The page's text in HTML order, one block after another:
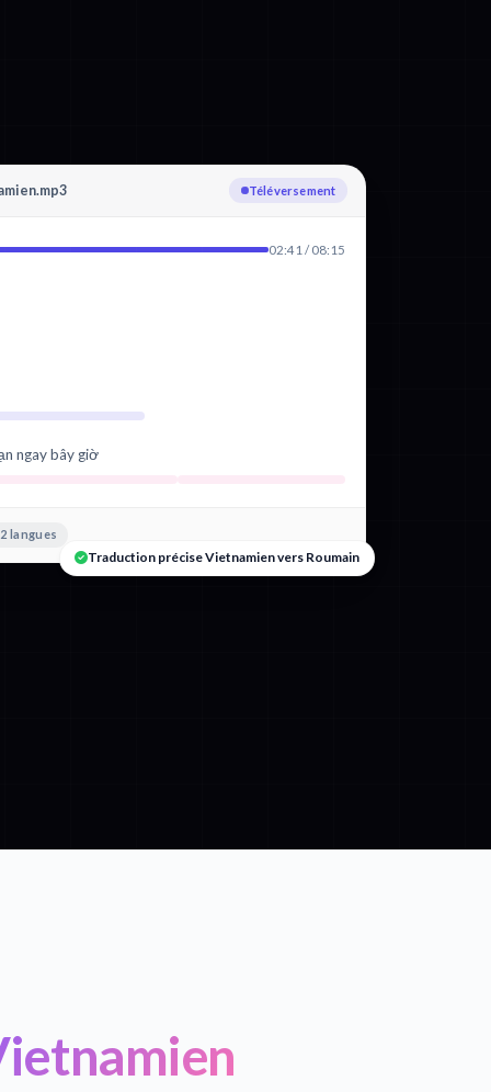
Transcription : Vietnamien
02:41 / 08:15
ngay bây giờ
langues
Traduction précise Vietnamien vers Roumain